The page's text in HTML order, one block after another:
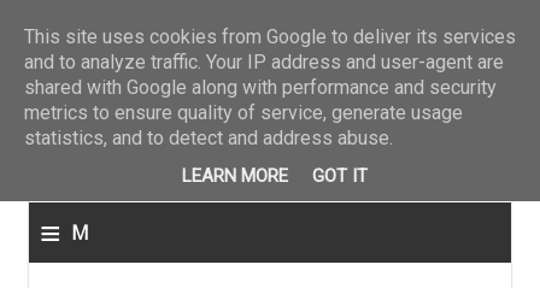
≡ M
This site uses cookies from Google to deliver its services
and to analyze traffic. Your IP address and user-agent are
shared with Google along with performance and security
metrics to ensure quality of service, generate usage
statistics, and to detect and address abuse.
LEARN MORE GOT IT